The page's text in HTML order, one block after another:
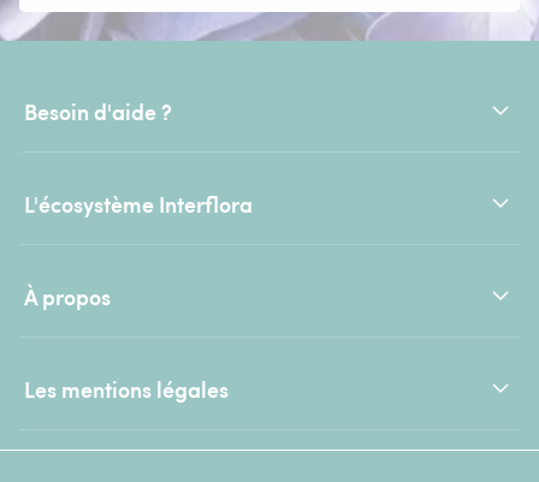
Besoin d'aide ?
L'écosystème Interflora
À propos
Les mentions légales